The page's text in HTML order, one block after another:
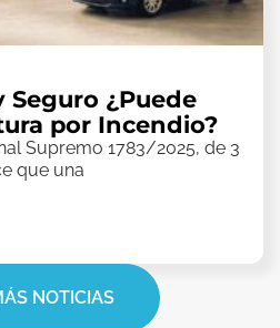
Seguro ¿Puede
por Incendio?
Supremo 1783/2025, de 3
que una
NOTICIAS